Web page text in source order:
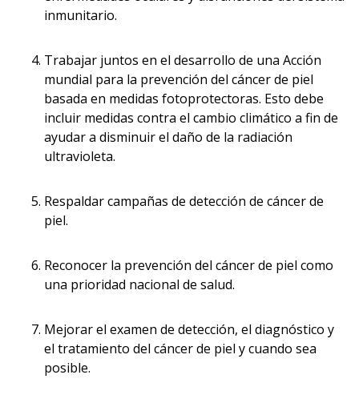
inmunitario.
Trabajar juntos en el desarrollo de una Acción
mundial para la prevención del cáncer de piel
basada en medidas fotoprotectoras. Esto debe
incluir medidas contra el cambio climático a fin de
ayudar a disminuir el daño de la radiación
ultravioleta.
Respaldar campañas de detección de cáncer de
piel.
Reconocer la prevención del cáncer de piel como
una prioridad nacional de salud.
Mejorar el examen de detección, el diagnóstico y
el tratamiento del cáncer de piel y cuando sea
posible.